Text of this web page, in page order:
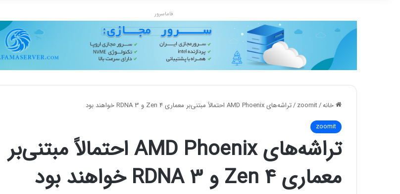
فاماسرور
خانه/
zoomit
/تراشه‌های AMD Phoenix احتمالاً مبتنی‌بر معماری Zen 4 و RDNA 3 خواهند بود
zoomit
تراشه‌های AMD Phoenix احتمالاً مبتنی‌بر
معماری Zen 4 و RDNA 3 خواهند بود